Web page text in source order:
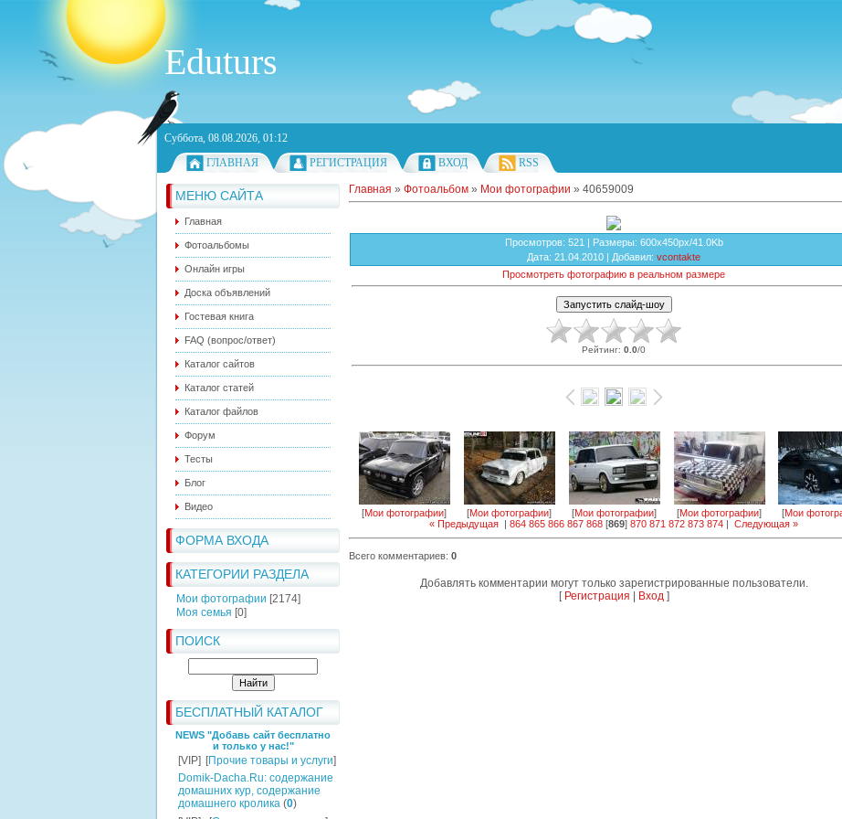
Eduturs
Суббота, 08.08.2026, 01:12
ГЛАВНАЯ
РЕГИСТРАЦИЯ ВХОД RSS
МЕНЮ САЙТА
Главная
Фотоальбомы
Онлайн игры
Доска объявлений
Гостевая книга
FAQ (вопрос/ответ)
Каталог сайтов
Каталог статей
Каталог файлов
Форум
Тесты
Блог
Видео
ФОРМА ВХОДА
КАТЕГОРИИ РАЗДЕЛА
Мои фотографии [2174]
Моя семья [0]
ПОИСК
БЕСПЛАТНЫЙ КАТАЛОГ
NEWS "Добавь сайт бесплатно
и только у нас!"
[VIP] [Прочие товары и услуги]
Domik-Dacha.Ru: содержание
домашних кур, содержание
домашнего кролика (0)
Главная » Фотоальбом » Мои фотографии » 40659009
Просмотров: 521 | Размеры: 600x450px/41.0Kb
Дата: 21.04.2010 | Добавил: vcontakte
Просмотреть фотографию в реальном размере
Рейтинг: 0.0/0
[Мои фотографии] [Мои фотографии] [Мои фотографии] [Мои фотографии] [Мои
« Предыдущая | 864 865 866 867 868 [869] 870 871 872 873 874 | Следующая »
Всего комментариев: 0
Добавлять комментарии могут только зарегистрированные пользователи.
[ Регистрация Вход]